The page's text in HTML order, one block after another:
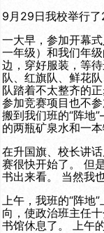
9月29日我校举行了
一大早，参加开幕
一年级）和我们年
边，穿好服装，等
队、红旗队、鲜花
队踏着不太整齐的
参加竞赛项目也不
搬到我们班的“阵地
的两瓶矿泉水和一本
在升国旗、校长讲
赛很快开始了。 但
书出来看。 当然我
上午，我班的“阵
向，使政治班主任
书馆休息了。 上午